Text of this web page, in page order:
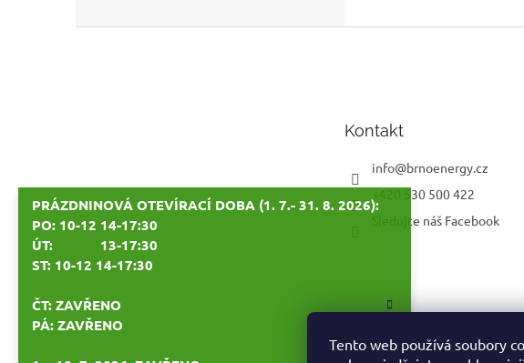
Tento web používá soubory
PRÁZDNINOVÁ OTEVÍRACÍ DOBA (1. 7.- 31. 8. 2026):
PO: 10-12 14-17:30
ÚT: 13-17:30
ST: 10-12 14-17:30
ČT: ZAVŘENO
PÁ: ZAVŘENO
Kontakt
info@brnoenergy.cz
+420 530 500 422
Sledujte náš Facebook